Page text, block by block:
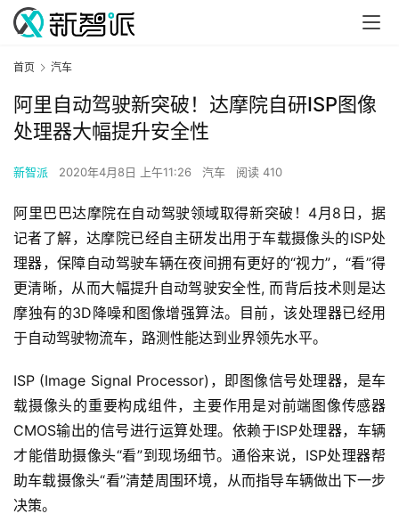
首页 汽车
阿里自动驾驶新突破！达摩院自研ISP图像
处理器大幅提升安全性
新智派 2020年4月8日 上午11:26 汽车 阅读 410
阿里巴巴达摩院在自动驾驶领域取得新突破！4月8日，据
记者了解，达摩院已经自主研发出用于车载摄像头的ISP处
理器，保障自动驾驶车辆在夜间拥有更好的“视力”，“看”得
更清晰，从而大幅提升自动驾驶安全性, 而背后技术则是达
摩独有的3D降噪和图像增强算法。目前，该处理器已经用
于自动驾驶物流车，路测性能达到业界领先水平。
ISP (Image Signal Processor)，即图像信号处理器，是车
载摄像头的重要构成组件，主要作用是对前端图像传感器
CMOS输出的信号进行运算处理。依赖于ISP处理器，车辆
才能借助摄像头“看”到现场细节。通俗来说，ISP处理器帮
助车载摄像头“看”清楚周围环境，从而指导车辆做出下一步
决策。